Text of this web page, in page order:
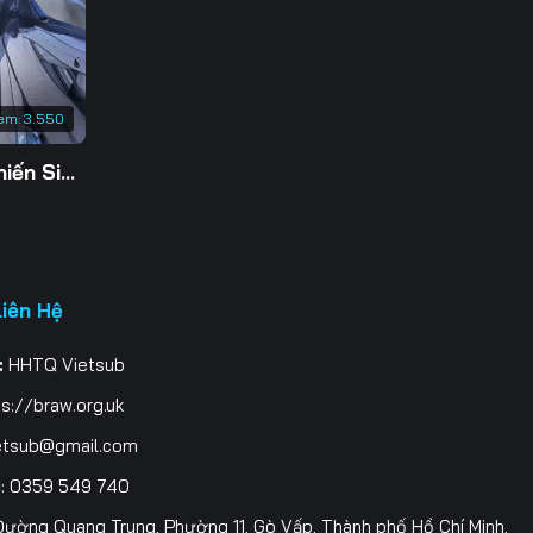
3.550
Tu Tiên Giả Đại Chiến Siêu Năng Lực 3D
Hệ
HHTQ Vietsub
braw.org.uk
: 0359 549 740
Quang Trung, Phường 11, Gò Vấp, Thành phố Hồ Chí Minh,